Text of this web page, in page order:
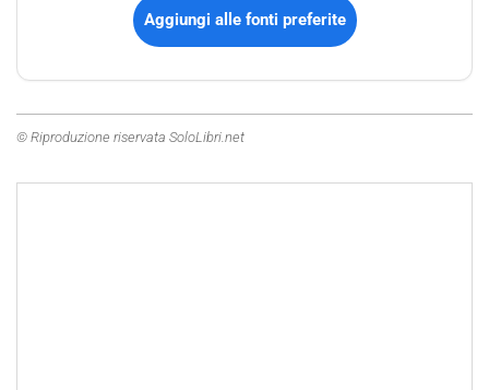
Aggiungi alle fonti preferite
© Riproduzione riservata SoloLibri.net